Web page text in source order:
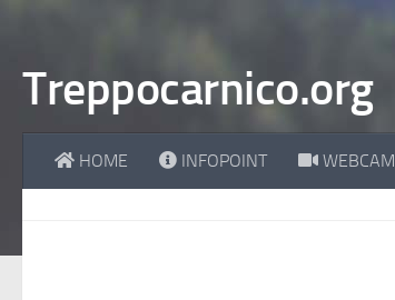
Treppocarnico.org
HOME INFOPOINT WEBCAM